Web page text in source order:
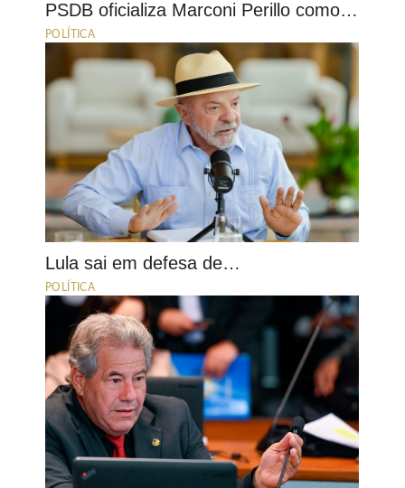
PSDB oficializa Marconi Perillo como…
POLÍTICA
Lula sai em defesa de…
POLÍTICA